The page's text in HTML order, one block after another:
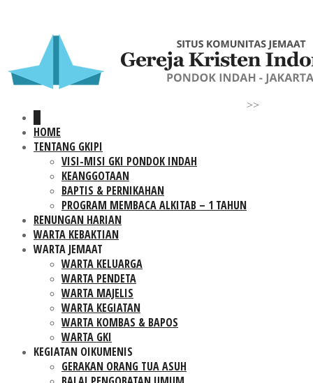
HOME
TENTANG GKIPI
VISI-MISI GKI PONDOK INDAH
KEANGGOTAAN
BAPTIS & PERNIKAHAN
PROGRAM MEMBACA ALKITAB – 1 TAHUN
RENUNGAN HARIAN
WARTA KEBAKTIAN
WARTA JEMAAT
WARTA KELUARGA
WARTA PENDETA
WARTA MAJELIS
WARTA KEGIATAN
WARTA KOMBAS & BAPOS
WARTA GKI
KEGIATAN OIKUMENIS
GERAKAN ORANG TUA ASUH
>>